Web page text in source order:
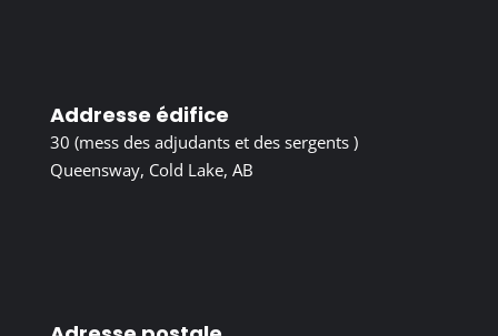
Addresse édifice
30 (mess des adjudants et des sergents )
Queensway, Cold Lake, AB